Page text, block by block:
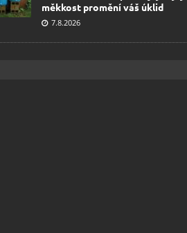
měkkost promění váš úklid
7.8.2026